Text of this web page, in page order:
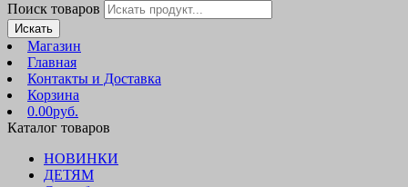
Поиск товаров
Искать
Магазин
Главная
Контакты и Доставка
Корзина
0.00руб.
Каталог товаров
НОВИНКИ
ДЕТЯМ